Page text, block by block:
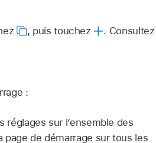
, puis touchez . Consultez
:
réglages sur l’ensemble des
page de démarrage sur tous les